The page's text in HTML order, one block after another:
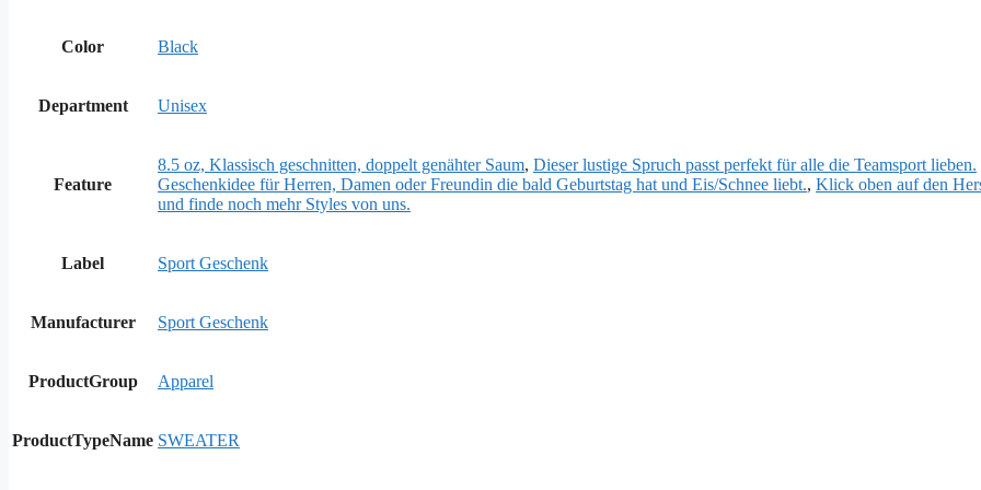
Color Black
Department Unisex
Feature
8.5 oz, Klassisch geschnitten, doppelt genähter Saum, Dieser lustige Spruch passt perfekt für alle die Teamsport lieben.
Geschenkidee für Herren, Damen oder Freundin die bald Geburtstag hat und Eis/Schnee liebt., Klick oben auf den
und finde noch mehr Styles von uns.
Label Sport Geschenk
Manufacturer Sport Geschenk
ProductGroup Apparel
ProductTypeName SWEATER